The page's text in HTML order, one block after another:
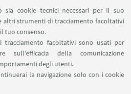
sia cookie tecnici necessari per il suo
altri strumenti di tracciamento facoltativi
tuo consenso.
facoltativi sono usati per
sull'efficacia della comunicazione
degli utenti.
la navigazione solo con i cookie
LINK UTILI
Contatti
riservata